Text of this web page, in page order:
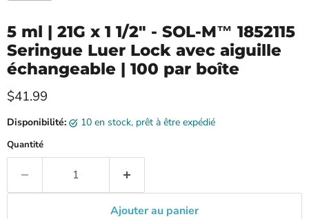
5 ml | 21G x 1 1/2" - SOL-M™ 1852115
Seringue Luer Lock avec aiguille
échangeable | 100 par boîte
Prix ​​actuel
$41.99
Disponibilité: 10 en stock, prêt à être expédié
Quantité
Ajouter au panier